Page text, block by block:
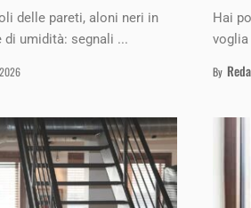
delle pareti, aloni neri in
di umidità: segnali ...
Hai
By